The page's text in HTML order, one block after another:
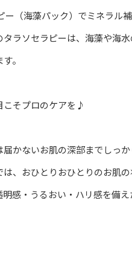
（海藻パック）でミネラル
タラソセラピーは、海藻や海
。
こそプロのケアを♪
届かないお肌の深部までしっ
は、おひとりおひとりのお肌
感・うるおい・ハリ感を備